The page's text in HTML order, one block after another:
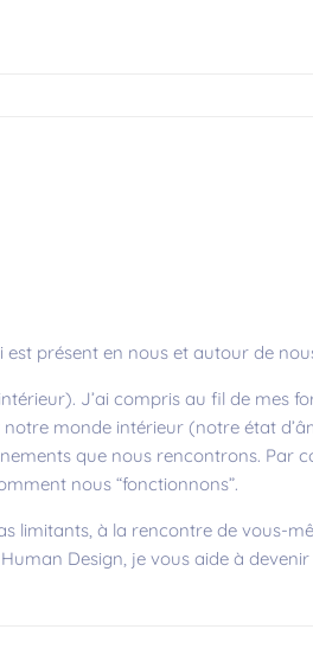
est présent en nous et autour de
J’ai compris au fil de mes
monde intérieur (notre état
que nous rencontrons. Par
nous “fonctionnons”.
limitants, à la rencontre de vous-
Design, je vous aide à